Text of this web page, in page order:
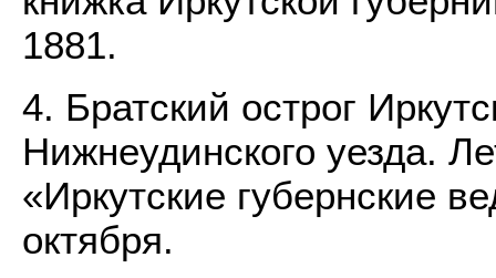
1881.
4. Братский острог
Нижнеудинского уезда.
«Иркутские губернские
октября.